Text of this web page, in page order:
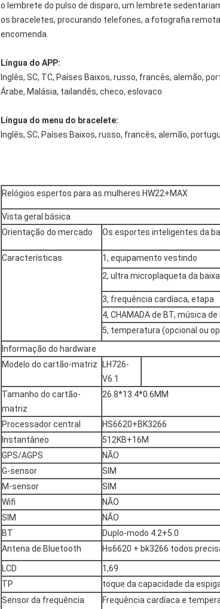
o lembrete do pulso de disparo, um lembrete
os braceletes, procurando telefones, a fotografia
encomenda.
Língua do APP:
Inglês, SC, TC, Países Baixos, russo, francês, alemão,
Árabe, Malásia, tailandês, checo, eslovaco
Língua do menu do bracelete:
Inglês, SC, Países Baixos, russo, francês, alemão,
Relógios espertos para as mulheres HW22+MAX
Vista geral básica
Orientação do mercado
Os esportes inteligentes da
Características
1, equipamento vestindo
2, ultra microplaqueta da
3, frequência cardíaca, etapa
4, CHAMADA de BT, música de
5, temperatura (opcional ou
Informação do hardware
Modelo do cartão-matriz
LH726-
V6.1
Tamanho do cartão-
matriz
26.8*13.4*0.6MM
Processador central
HS6620+BK3266
Instantâneo
512KB+16M
GPS/AGPS
NÃO
G-sensor
SIM
M-sensor
SIM
Wifi
NÃO
SIM
NÃO
BT
Duplo-modo 4.2+5.0
Antena de Bluetooth
Hs6620 + bk3266 todos
LCD
1,69
TP
toque da capacidade da
Sensor da frequência
Frequência cardíaca e